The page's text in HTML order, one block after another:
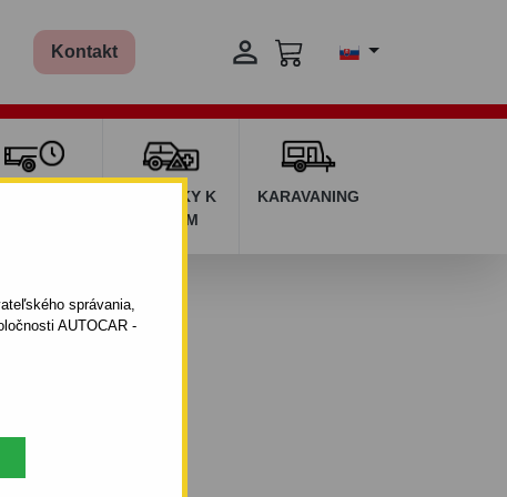
správania,
AUTOCAR -
Kontakt 
DOPLNKY K
AUTÁM
KARAVANING